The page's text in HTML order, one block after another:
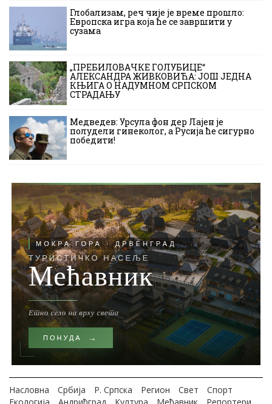
Глобализам, реч чије је време прошло:
Европска игра која ће се завршити у
сузама
„ПРЕБИЛОВАЧКЕ ГОЛУБИЦЕ“
АЛЕКСАНДРА ЖИВКОВИЋА: ЈОШ ЈЕДНА
КЊИГА О НАДУМНОМ СРПСКОМ
СТРАДАЊУ
Медведев: Урсула фон дер Лајен је
полудели гинеколог, а Русија ће сигурно
победити!
Насловна Србија Р. Српска Регион Свет
Спорт